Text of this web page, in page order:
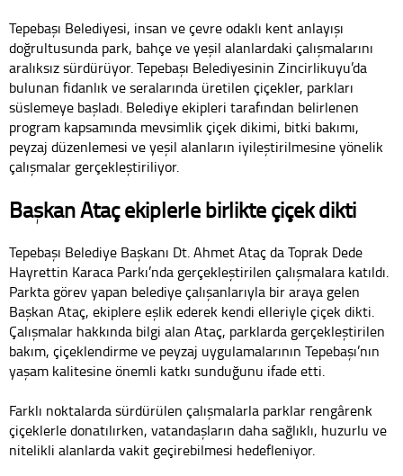
Tepebaşı Belediyesi, insan ve çevre odaklı kent anlayışı
doğrultusunda park, bahçe ve yeşil alanlardaki çalışmalarını
aralıksız sürdürüyor. Tepebaşı Belediyesinin Zincirlikuyu’da
bulunan fidanlık ve seralarında üretilen çiçekler, parkları
süslemeye başladı. Belediye ekipleri tarafından belirlenen
program kapsamında mevsimlik çiçek dikimi, bitki bakımı,
peyzaj düzenlemesi ve yeşil alanların iyileştirilmesine yönelik
çalışmalar gerçekleştiriliyor.
Başkan Ataç ekiplerle birlikte çiçek dikti
Tepebaşı Belediye Başkanı Dt. Ahmet Ataç da Toprak Dede
Hayrettin Karaca Parkı’nda gerçekleştirilen çalışmalara katıldı.
Parkta görev yapan belediye çalışanlarıyla bir araya gelen
Başkan Ataç, ekiplere eşlik ederek kendi elleriyle çiçek dikti.
Çalışmalar hakkında bilgi alan Ataç, parklarda gerçekleştirilen
bakım, çiçeklendirme ve peyzaj uygulamalarının Tepebaşı’nın
yaşam kalitesine önemli katkı sunduğunu ifade etti.
Farklı noktalarda sürdürülen çalışmalarla parklar rengârenk
çiçeklerle donatılırken, vatandaşların daha sağlıklı, huzurlu ve
nitelikli alanlarda vakit geçirebilmesi hedefleniyor.